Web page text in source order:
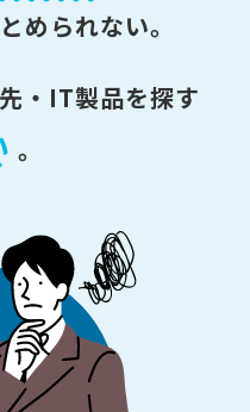
められない。
・IT製品を探す
。